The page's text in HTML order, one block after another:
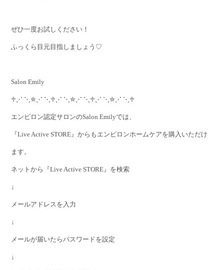
ぜひ一度お試しください！
ふっくら目元目指しましょう♡
Salon Emily
♱⋰ ⋱✮⋰ ⋱♱⋰ ⋱✮⋰ ⋱♱⋰ ⋱✮⋰ ⋱♱
エンビロン認定サロンのSalon Emilyでは、
『Live Active STORE』からもエンビロンホームケアを購入いただけ
ます。
ネットから『Live Active STORE』を検索
↓
メールアドレスを入力
↓
メールが届いたらパスワードを設定
↓